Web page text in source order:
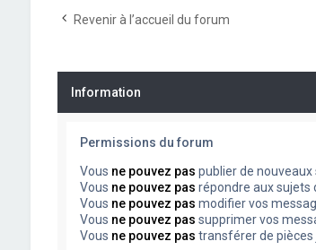
Revenir à l’accueil du forum
Information
Permissions du forum
Vous ne pouvez pas publier de
Vous ne pouvez pas répondre aux sujets
Vous ne pouvez pas modifier vos
Vous ne pouvez pas supprimer vos
Vous ne pouvez pas transférer de